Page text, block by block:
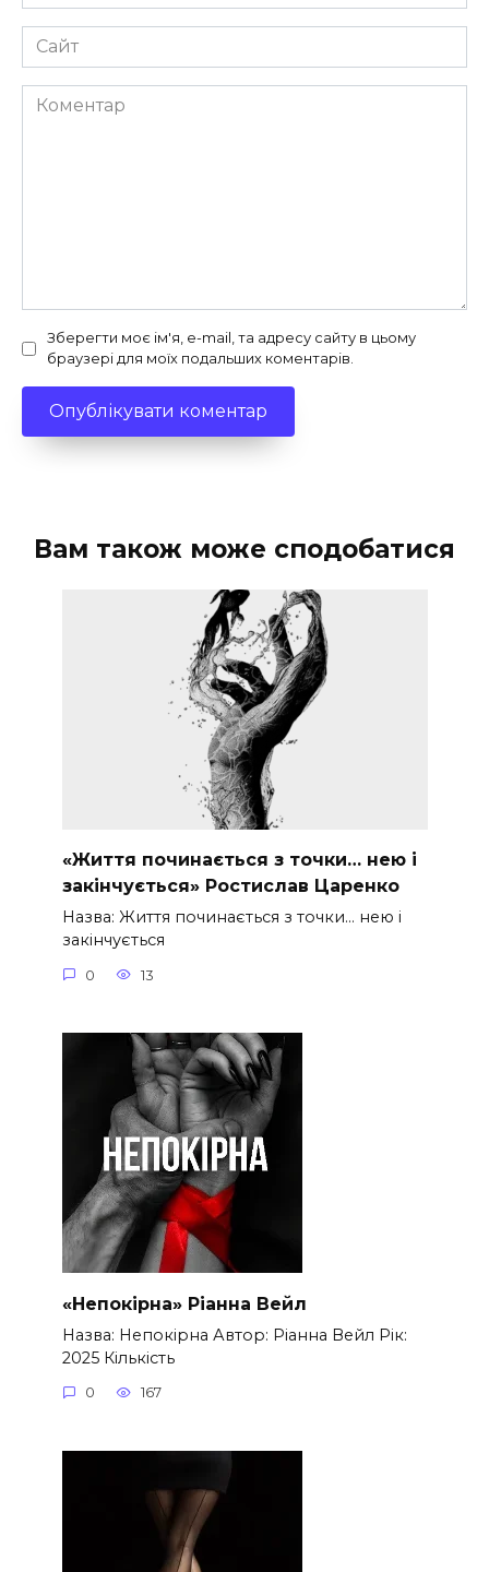
*
Сайт
Коментар
Зберегти моє ім'я, e-mail, та адресу сайту в цьому
браузері для моїх подальших коментарів.
Вам також може сподобатися
«Життя починається з точки… нею і
закінчується» Ростислав Царенко
Назва: Життя починається з точки… нею і
закінчується
0 13
«Непокірна» Ріанна Вейл
Назва: Непокірна Автор: Ріанна Вейл Рік:
2025 Кількість
0 167